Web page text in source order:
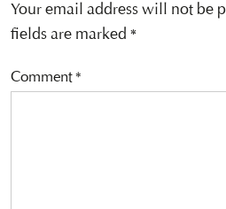
Your email address will not be
fields are marked *
Comment*